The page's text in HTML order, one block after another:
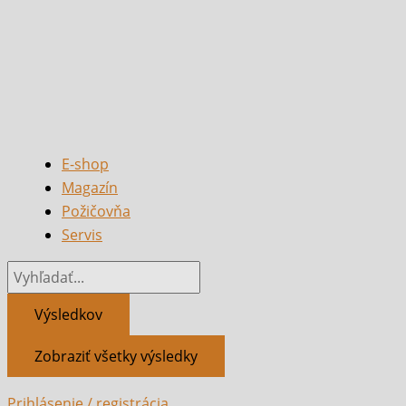
E-shop
Magazín
Požičovňa
Servis
Výsledkov
Zobraziť všetky výsledky